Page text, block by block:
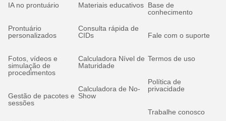
IA no prontuário
Prontuário
personalizados
Fotos, vídeos e
simulação de
procedimentos
Gestão de pacotes e
sessões
Materiais educativos
Consulta rápida de
CIDs
Calculadora Nível de
Maturidade
Calculadora de No-
Show
Base de
conhecimento
Fale com o suporte
Termos de uso
Política de
privacidade
Trabalhe conosco